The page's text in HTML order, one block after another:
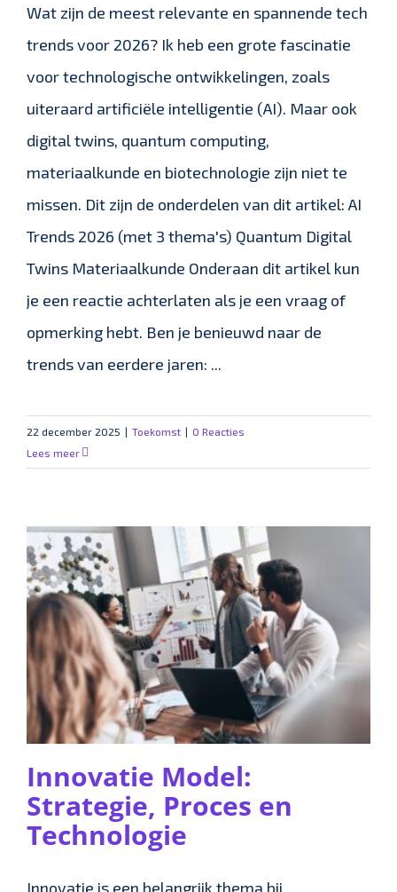
Wat zijn de meest relevante en spannende tech
trends voor 2026? Ik heb een grote fascinatie
voor technologische ontwikkelingen, zoals
uiteraard artificiële intelligentie (AI). Maar ook
digital twins, quantum computing,
materiaalkunde en biotechnologie zijn niet te
missen. Dit zijn de onderdelen van dit artikel: AI
Trends 2026 (met 3 thema's) Quantum Digital
Twins Materiaalkunde Onderaan dit artikel kun
je een reactie achterlaten als je een vraag of
opmerking hebt. Ben je benieuwd naar de
trends van eerdere jaren: ...
22 december 2025 | Toekomst | 0 Reacties
Lees meer
Innovatie Model:
Strategie, Proces en
Technologie
Innovatie is een belangrijk thema bij